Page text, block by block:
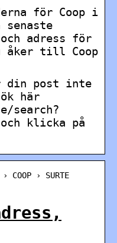
för Coop i
senaste
adress för
åker till Coop
din post inte
här
search?
och klicka på
› SURTE